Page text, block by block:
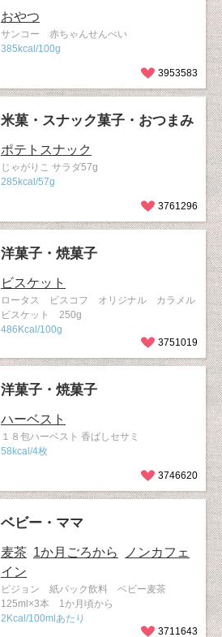
おやつ
サンコー 赤ちゃんせんべい
385kcal/100g
3953583
米菓・スナック菓子・おつまみ
ポテトスナック
じゃがりこ サラダ57g
285kcal/57g
3761296
洋菓子・焼菓子
ビスケット
ロータス ビスコフ オリジナル カラメル
ビスケット 250g
486Kcal/100g
3751019
洋菓子・焼菓子
ハーベスト
１８包ハーベスト 香ばしセサミ
58kcal/4枚
3746620
ベビー・ママ
麦茶 1か月ごろから
ノンカフェ
イン
ピジョン 紙パック飲料 ベビー麦茶
125ml×3本 1か月頃から
2Kcal/100mlあたり
3711643